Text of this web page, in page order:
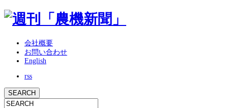
会社概要
お問い合わせ
English
rss